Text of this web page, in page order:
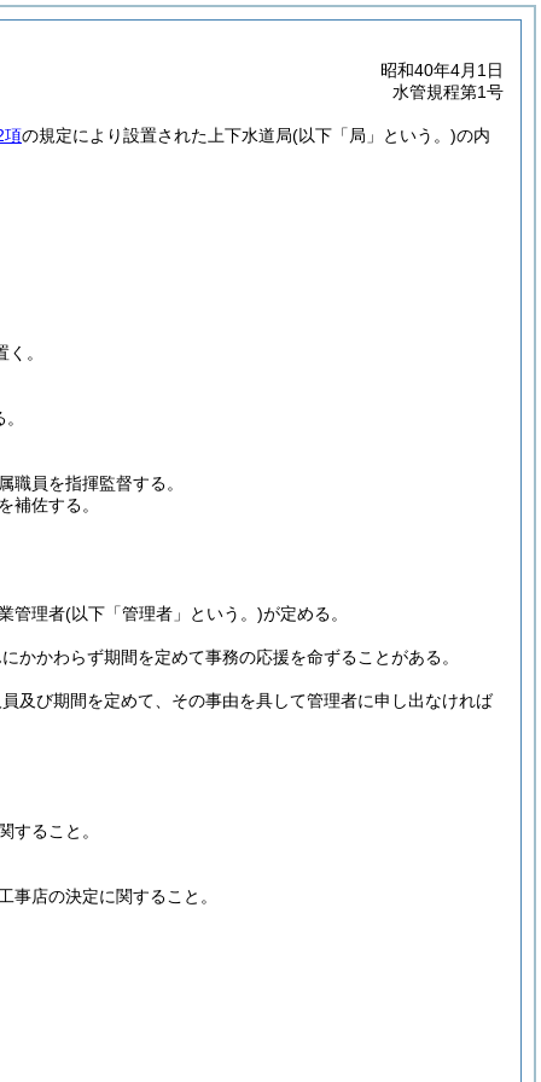
昭和40年4月1日
水管規程第1号
項の規定により設置された上下水道局(以下「局」という。)の内
。
員を指揮監督する。
補佐する。
管理者(以下「管理者」という。)が定める。
かわらず期間を定めて事務の応援を命ずることがある。
及び期間を定めて、その事由を具して管理者に申し出なければ
すること。
店の決定に関すること。